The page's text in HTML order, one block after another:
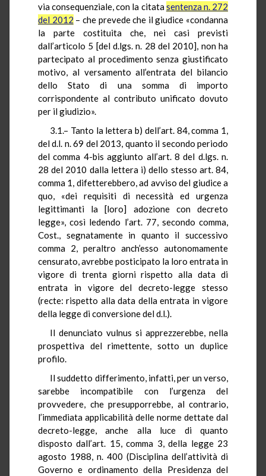
via consequenziale, con la citatasentenza n. 272
del 2012 – che prevede che il giudice «condanna
la parte costituita che, nei casi previsti
dall’articolo 5 [del d.lgs. n. 28 del 2010], non ha
partecipato al procedimento senza giustificato
motivo, al versamento all’entrata del bilancio
dello Stato di una somma di importo
corrispondente al contributo unificato dovuto
per il giudizio».
3.1.– Tanto la lettera b) dell’art. 84, comma 1,
del d.l. n. 69 del 2013, quanto il secondo periodo
del comma 4-bis aggiunto all’art. 8 del d.lgs. n.
28 del 2010 dalla lettera i) dello stesso art. 84,
comma 1, difetterebbero, ad avviso del giudice a
quo, «dei requisiti di necessità ed urgenza
legittimanti la [loro] adozione con decreto
legge», così ledendo l’art. 77, secondo comma,
Cost., segnatamente in quanto il successivo
comma 2, peraltro anch’esso autonomamente
censurato, avrebbe posticipato la loro entrata in
vigore di trenta giorni rispetto alla data di
entrata in vigore del decreto-legge stesso
(recte: rispetto alla data della entrata in vigore
della legge di conversione del d.l.).
Il denunciato vulnus si apprezzerebbe, nella
prospettiva del rimettente, sotto un duplice
profilo.
Il suddetto differimento, infatti, per un verso,
sarebbe incompatibile con l’urgenza del
provvedere, che presupporrebbe, al contrario,
l’immediata applicabilità delle norme dettate dal
decreto-legge, anche alla luce di quanto
disposto dall’art. 15, comma 3, della legge 23
agosto 1988, n. 400 (Disciplina dell’attività di
Governo e ordinamento della Presidenza del